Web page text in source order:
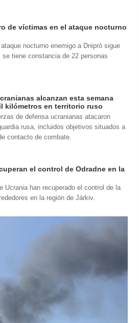
de víctimas en el ataque nocturno
nocturno enemigo a Dnipró sigue
tiene constancia de 22 personas
alcanzan esta semana
kilómetros en territorio ruso
de defensa ucranianas atacaron
rusa, incluidos objetivos situados a
contacto de combate.
el control de Odradne en la
Ucrania han recuperado el control de la
en la región de Járkiv.